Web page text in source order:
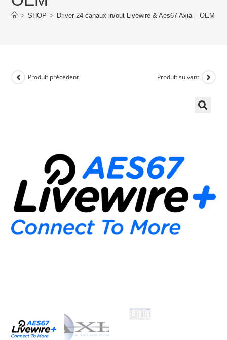
> SHOP > Driver 24 canaux in/out Livewire & Aes67 Axia – OEM
Produit précédent Produit suivant